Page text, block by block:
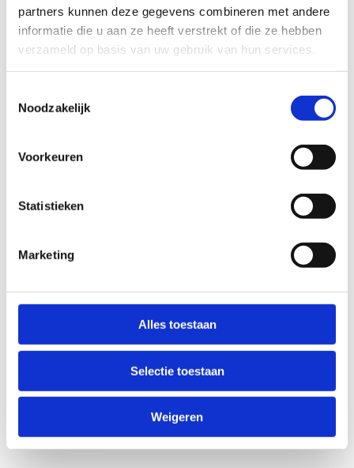
partners kunnen deze gegevens combineren met andere
informatie die u aan ze heeft verstrekt of die ze hebben
verzameld op basis van uw gebruik van hun services.
Noodzakelijk
Voorkeuren
Statistieken
Marketing
Alles toestaan
Selectie toestaan
Weigeren
KIES EEN DOMEIN
Jouw vraag
Anti-Robot Verification
Click to start verification
Verzend